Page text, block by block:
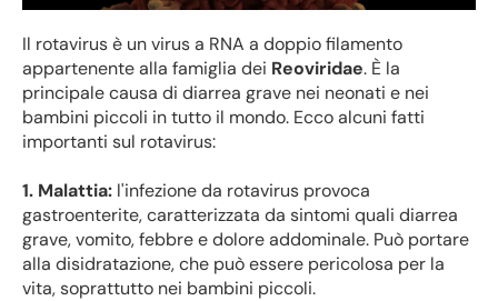
Il rotavirus è un virus a RNA a doppio filamento
appartenente alla famiglia dei Reoviridae. È la
principale causa di diarrea grave nei neonati e nei
bambini piccoli in tutto il mondo. Ecco alcuni fatti
importanti sul rotavirus:
1. Malattia: l'infezione da rotavirus provoca
gastroenterite, caratterizzata da sintomi quali diarrea
grave, vomito, febbre e dolore addominale. Può portare
alla disidratazione, che può essere pericolosa per la
vita, soprattutto nei bambini piccoli.